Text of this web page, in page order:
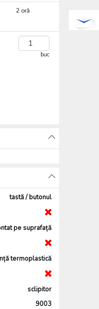
2 oră
buc
tastă / butonul
pe suprafață
termoplastică
sclipitor
9003